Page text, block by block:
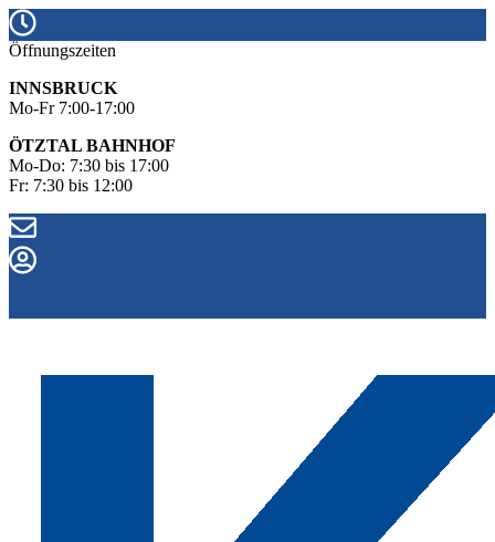
Öffnungszeiten
INNSBRUCK
Mo-Fr 7:00-17:00
ÖTZTAL BAHNHOF
Mo-Do: 7:30 bis 17:00
Fr: 7:30 bis 12:00